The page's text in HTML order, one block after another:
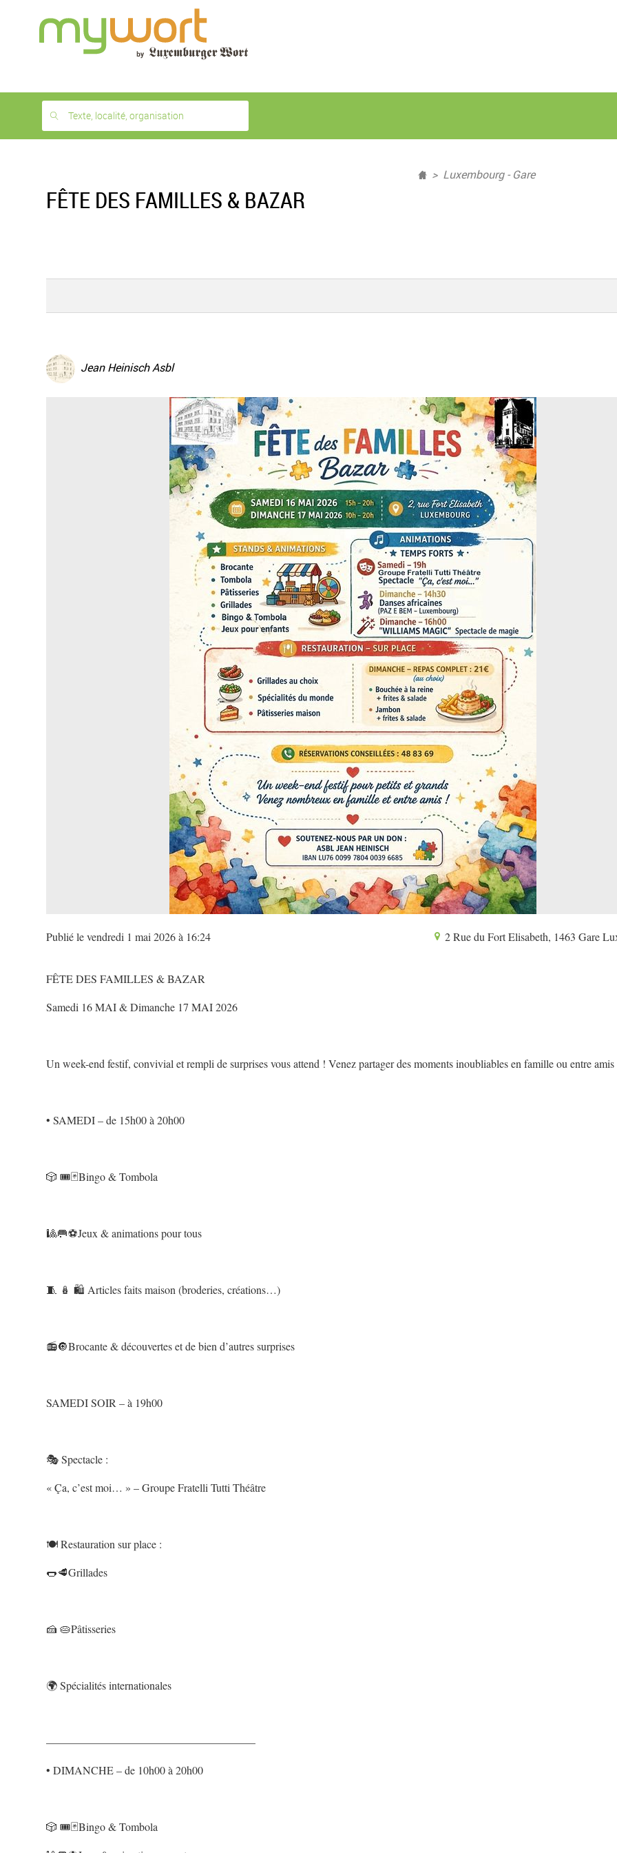
month
free
Texte, localité, organisation
Luxembourg - Gare
FÊTE DES FAMILLES & BAZAR
Jean Heinisch Asbl
Publié le vendredi 1 mai 2026 à 16:24 2 Rue du Fort Elisabeth, 1463 Gare
FÊTE DES FAMILLES & BAZAR
Samedi 16 MAI & Dimanche 17 MAI 2026
Un week-end festif, convivial et rempli de surprises vous attend ! Venez partager des moments inoubliables en famille ou entre amis
• SAMEDI – de 15h00 à 20h00
🎲 🎟️🃏Bingo & Tombola
🎱🥅⚽️Jeux & animations pour tous
🧵 🪆 🛍️ Articles faits maison (broderies, créations…)
📻🔘Brocante & découvertes et de bien d’autres surprises
SAMEDI SOIR – à 19h00
🎭 Spectacle :
« Ça, c’est moi… » – Groupe Fratelli Tutti Théâtre
🍽️ Restauration sur place :
🌭🥩Grillades
🍰 🥧Pâtisseries
🌍 Spécialités internationales
——————————————––––––––––
• DIMANCHE – de 10h00 à 20h00
🎲 🎟️🃏Bingo & Tombola